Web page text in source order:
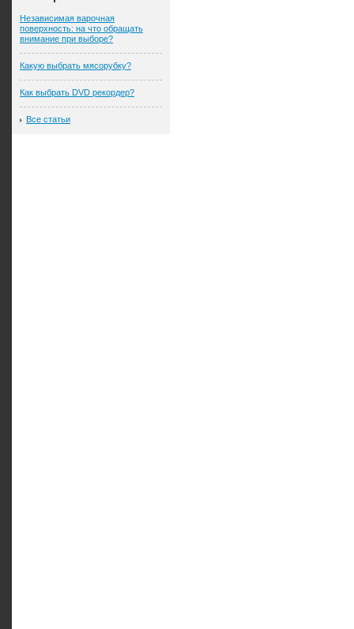
Независимая варочная
поверхность: на что обращать
внимание при выборе?
Какую выбрать мясорубку?
Как выбрать DVD рекордер?
Все статьи